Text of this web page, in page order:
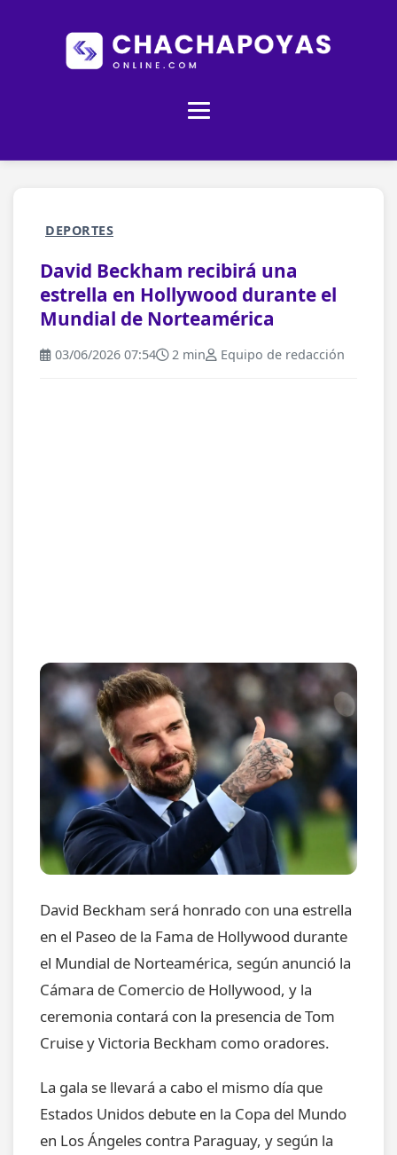
DEPORTES
David Beckham recibirá una
estrella en Hollywood durante el
Mundial de Norteamérica
03/06/2026 07:54 2 min Equipo de redacción
David Beckham será honrado con una estrella
en el Paseo de la Fama de Hollywood durante
el Mundial de Norteamérica, según anunció la
Cámara de Comercio de Hollywood, y la
ceremonia contará con la presencia de Tom
Cruise y Victoria Beckham como oradores.
La gala se llevará a cabo el mismo día que
Estados Unidos debute en la Copa del Mundo
en Los Ángeles contra Paraguay, y según la